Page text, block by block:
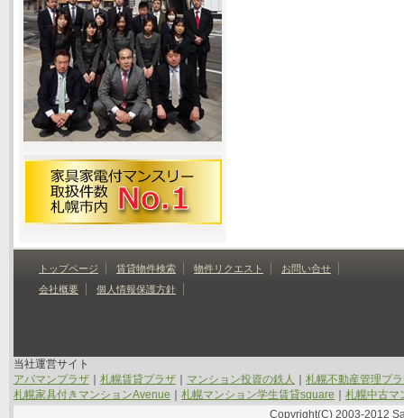
トップページ 賃貸物件検索 物件リクエスト
お問い合せ
会社概要
個人情報保護方針
当社運営サイト
アパマンプラザ
札幌賃貸プラザ マンション投資の鉄人
札幌不動産管理プ
札幌家具付きマンションAvenue
札幌マンション学生賃貸square
札幌中古マ
Copyright(C) 2003-2012